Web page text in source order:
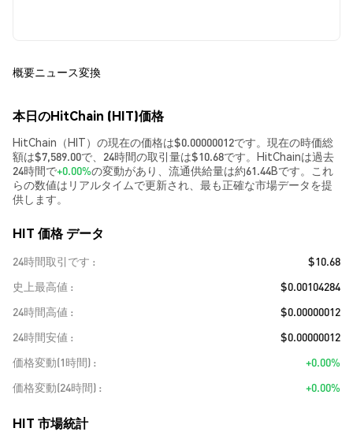
概要ニュース変換
本日のHitChain (HIT)価格
HitChain（HIT）の現在の価格は$0.00000012です。現在の時価総
額は$7,589.00で、24時間の取引量は$10.68です。HitChainは過去
24時間で+0.00%の変動があり、流通供給量は約61.44Bです。これ
らの数値はリアルタイムで更新され、最も正確な市場データを提
供します。
HIT 価格 データ
24時間取引です
$10.68
史上最高値
$0.00104284
24時間高値
$0.00000012
24時間安値
$0.00000012
価格変動(1時間)
+0.00%
価格変動(24時間)
+0.00%
HIT 市場統計